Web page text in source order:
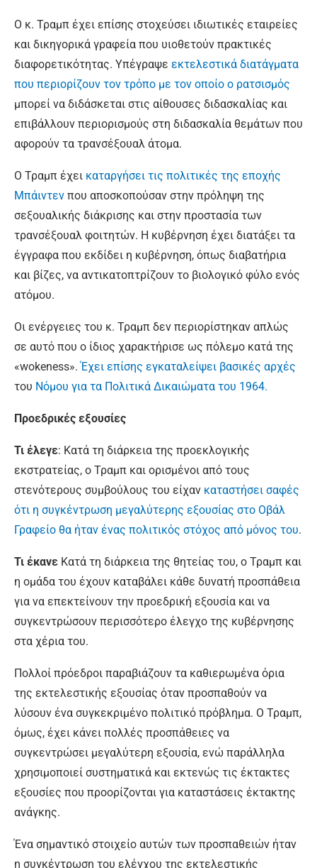
Ο κ. Τραμπ έχει επίσης στοχεύσει ιδιωτικές εταιρείες
και δικηγορικά γραφεία που υιοθετούν πρακτικές
διαφορετικότητας. Υπέγραψε εκτελεστικά διατάγματα
που περιορίζουν τον τρόπο με τον οποίο ο ρατσισμός
μπορεί να διδάσκεται στις αίθουσες διδασκαλίας και
επιβάλλουν περιορισμούς στη διδασκαλία θεμάτων που
αφορούν τα τρανσέξουαλ άτομα.
Ο Τραμπ έχει καταργήσει τις πολιτικές της εποχής
Μπάιντεν που αποσκοπούσαν στην πρόληψη της
σεξουαλικής διάκρισης και στην προστασία των
τρανσέξουαλ φοιτητών. Η κυβέρνηση έχει διατάξει τα
έγγραφα που εκδίδει η κυβέρνηση, όπως διαβατήρια
και βίζες, να αντικατοπτρίζουν το βιολογικό φύλο ενός
ατόμου.
Οι ενέργειες του κ. Τραμπ δεν περιορίστηκαν απλώς
σε αυτό που ο ίδιος χαρακτήρισε ως πόλεμο κατά της
«wokeness».Έχει επίσης εγκαταλείψει βασικές αρχές
του Νόμου για τα Πολιτικά Δικαιώματα του 1964.
Προεδρικές εξουσίες
Τι έλεγε: Κατά τη διάρκεια της προεκλογικής
εκστρατείας, ο Τραμπ και ορισμένοι από τους
στενότερους συμβούλους του είχαν καταστήσει σαφές
ότι η συγκέντρωση μεγαλύτερης εξουσίας στο Οβάλ
Γραφείο θα ήταν ένας πολιτικός στόχος από μόνος του.
Τι έκανε Κατά τη διάρκεια της θητείας του, ο Τραμπ και
η ομάδα του έχουν καταβάλει κάθε δυνατή προσπάθεια
για να επεκτείνουν την προεδρική εξουσία και να
συγκεντρώσουν περισσότερο έλεγχο της κυβέρνησης
στα χέρια του.
Πολλοί πρόεδροι παραβιάζουν τα καθιερωμένα όρια
της εκτελεστικής εξουσίας όταν προσπαθούν να
λύσουν ένα συγκεκριμένο πολιτικό πρόβλημα. Ο Τραμπ,
όμως, έχει κάνει πολλές προσπάθειες να
συγκεντρώσει μεγαλύτερη εξουσία, ενώ παράλληλα
χρησιμοποιεί συστηματικά και εκτενώς τις έκτακτες
εξουσίες που προορίζονται για καταστάσεις έκτακτης
ανάγκης.
Ένα σημαντικό στοιχείο αυτών των προσπαθειών ήταν
η συγκέντρωση του ελέγχου της εκτελεστικής